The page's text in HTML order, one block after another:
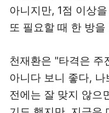
아니지만, 1점 이상
또 필요할 때 한 방
천재환은 "타격은 주
아니다 보니 좋다,
전에는 잘 맞지 않으